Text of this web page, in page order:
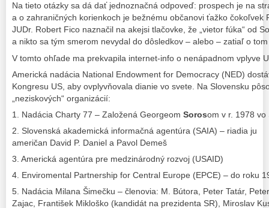
Na tieto otázky sa dá dať jednoznačná odpoveď: prospech je na
a o zahraničných korienkoch je bežnému občanovi ťažko čokoľvek
JUDr. Robert Fico naznačil na akejsi tlačovke, že „vietor fúka“ od
a nikto sa tým smerom nevydal do dôsledkov – alebo – zatiaľ o
V tomto ohľade ma prekvapila internet-info o nenápadnom vplyve
Americká nadácia National Endowment for Democracy (NED)
Kongresu US, aby ovplyvňovala dianie vo svete. Na Slovensku
„neziskových“ organizácií:
1. Nadácia Charty 77 – Založená Georgeom Sorosom v r. 1978 vo
2. Slovenská akademická informačná agentúra (SAIA) – riadia ju
američan David P. Daniel a Pavol Demeš
3. Americká agentúra pre medzinárodný rozvoj (USAID)
4. Enviromental Partnership for Central Europe (EPCE) – do roku
5. Nadácia Milana Šimečku – členovia: M. Bútora, Peter Tatár, Peter
Zajac, František Mikloško (kandidát na prezidenta SR), Miroslav